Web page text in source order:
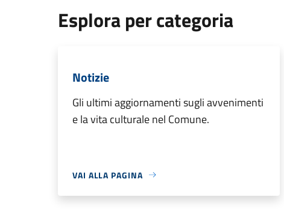
Esplora per categoria
Notizie
Gli ultimi aggiornamenti sugli avvenimenti
e la vita culturale nel Comune.
VAI ALLA PAGINA